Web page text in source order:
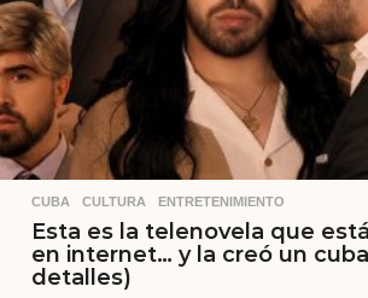
CUBA ,CULTURA ,ENTRETENIMIENTO
Esta es la telenovela que
en internet… y la creó un
detalles)